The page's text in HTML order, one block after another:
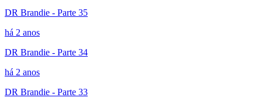
DR Brandie - Parte 35
há 2 anos
DR Brandie - Parte 34
há 2 anos
DR Brandie - Parte 33